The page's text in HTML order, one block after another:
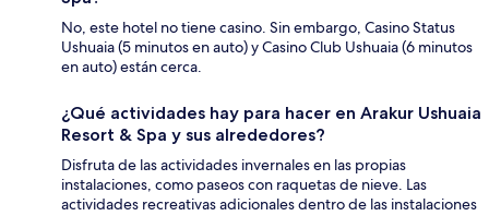
No, este hotel no tiene casino. Sin embargo, Casino Status
Ushuaia (5 minutos en auto) y Casino Club Ushuaia (6 minutos
en auto) están cerca.
¿Qué actividades hay para hacer en Arakur Ushuaia
Resort & Spa y sus alrededores?
Disfruta de las actividades invernales en las propias
instalaciones, como paseos con raquetas de nieve. Las
actividades recreativas adicionales dentro de las instalaciones